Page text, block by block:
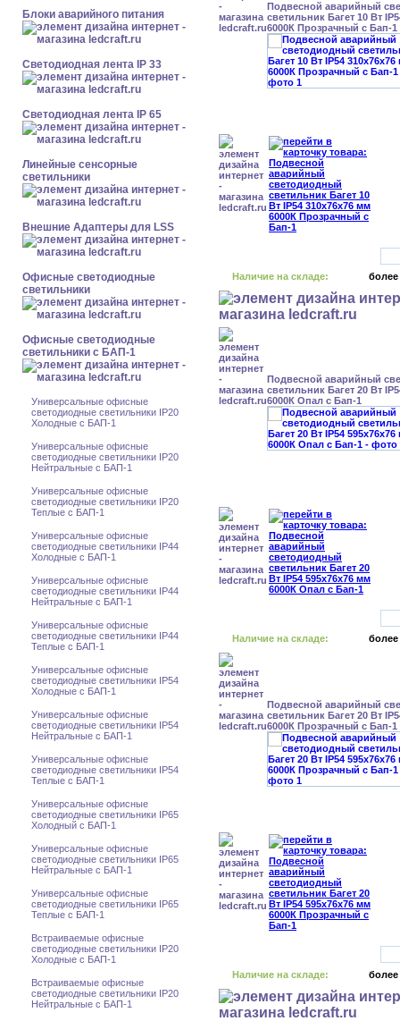
Блоки аварийного питания
Светодиодная лента IP 33
Светодиодная лента IP 65
Линейные сенсорные
светильники
Внешние Адаптеры для LSS
Офисные светодиодные
светильники
Офисные светодиодные
светильники с БАП-1
Универсальные офисные
светодиодные светильники IP20
Холодные с БАП-1
Универсальные офисные
светодиодные светильники IP20
Нейтральные с БАП-1
Универсальные офисные
светодиодные светильники IP20
Теплые с БАП-1
Универсальные офисные
светодиодные светильники IP44
Холодные с БАП-1
Универсальные офисные
светодиодные светильники IP44
Нейтральные с БАП-1
Универсальные офисные
светодиодные светильники IP44
Теплые с БАП-1
Универсальные офисные
светодиодные светильники IP54
Холодные с БАП-1
Универсальные офисные
светодиодные светильники IP54
Нейтральные с БАП-1
Универсальные офисные
светодиодные светильники IP54
Теплые с БАП-1
Универсальные офисные
светодиодные светильники IP65
Холодный с БАП-1
Универсальные офисные
светодиодные светильники IP65
Нейтральные с БАП-1
Универсальные офисные
светодиодные светильники IP65
Теплые с БАП-1
Встраиваемые офисные
светодиодные светильники IP20
Холодные с БАП-1
Встраиваемые офисные
светодиодные светильники IP20
Нейтральные с БАП-1
Подвесной аварийный
светильник Багет 10 Вт
6000К Прозрачный с Бап-1
Наличие на складе: более
Подвесной аварийный
светильник Багет 20 Вт
6000К Опал с Бап-1
Наличие на складе: более
Подвесной аварийный
светильник Багет 20 Вт
6000К Прозрачный с Бап-1
Наличие на складе: более